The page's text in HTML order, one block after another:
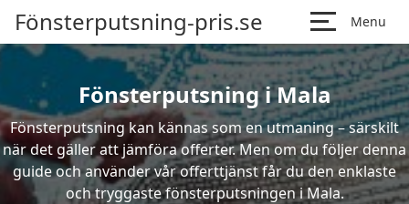
Fönsterputsning-pris.se Menu
Fönsterputsning i Mala
Fönsterputsning kan kännas som en utmaning – särskilt
när det gäller att jämföra offerter. Men om du följer denna
guide och använder vår offerttjänst får du den enklaste
och tryggaste fönsterputsningen i Mala.